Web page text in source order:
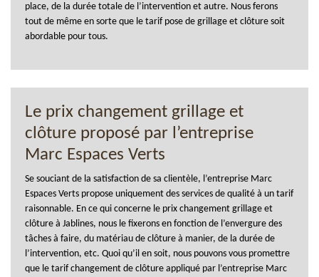
place, de la durée totale de l’intervention et autre. Nous ferons
tout de même en sorte que le tarif pose de grillage et clôture soit
abordable pour tous.
Le prix changement grillage et
clôture proposé par l’entreprise
Marc Espaces Verts
Se souciant de la satisfaction de sa clientèle, l’entreprise Marc
Espaces Verts propose uniquement des services de qualité à un tarif
raisonnable. En ce qui concerne le prix changement grillage et
clôture à Jablines, nous le fixerons en fonction de l’envergure des
tâches à faire, du matériau de clôture à manier, de la durée de
l’intervention, etc. Quoi qu’il en soit, nous pouvons vous promettre
que le tarif changement de clôture appliqué par l’entreprise Marc